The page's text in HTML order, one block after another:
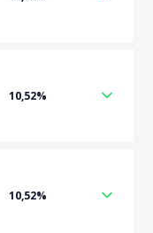
10,52%
10,52%